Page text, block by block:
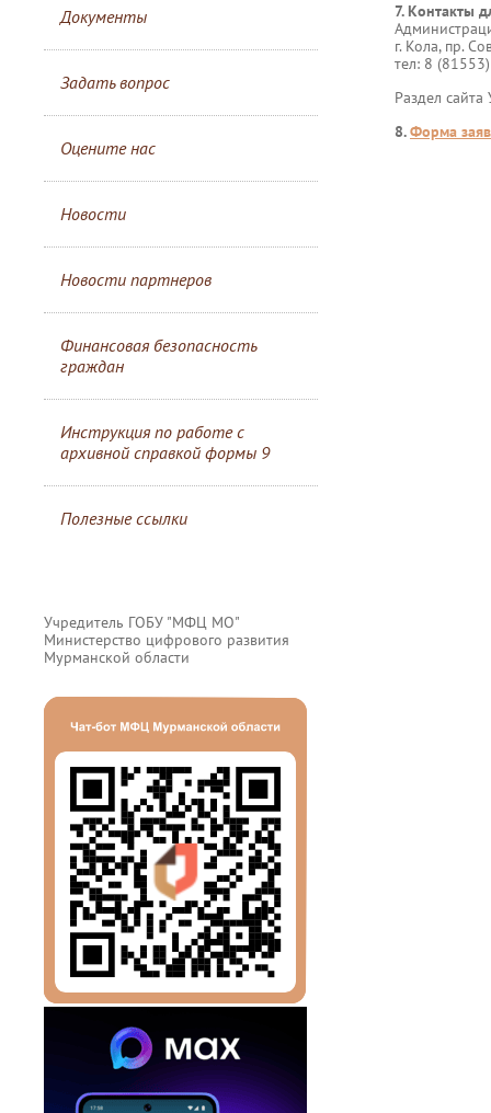
Документы
Задать вопрос
Оцените нас
Новости
Новости партнеров
Финансовая безопасность
граждан
Инструкция по работе с
архивной справкой формы 9
Полезные ссылки
Учредитель ГОБУ "МФЦ МО"
Министерство цифрового развития
Мурманской области
7. Контакты
г. Кола, пр.
тел: 8
Раздел
8.Форма